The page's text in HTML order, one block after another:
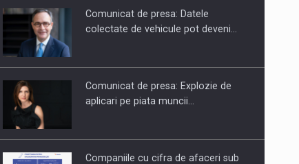
Hard Enduro Piatra Craiului 2026,
Comunicat de presa: Datele
colectate de vehicule pot deveni…
Comunicat de presa: Explozie de
aplicari pe piata muncii…
Companiile cu cifra de afaceri sub